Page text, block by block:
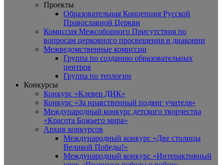
Проекты
Образовательная Концепция Русской
Православной Церкви
Комиссия Межсоборного Присутствия по
вопросам церковного просвещения и диаконии
Межведомственные комиссии
Группа по созданию образовательных
центров
Группа по теологии
Конкурсы
Конкурс «Клевер ДНК»
Конкурс «За нравственный подвиг учителя»
Международный конкурс детского творчества
«Красота Божьего мира»
Архив конкурсов
Международный конкурс «Две столицы
Великой Победы!»
Международный конкурс «Интерактивный